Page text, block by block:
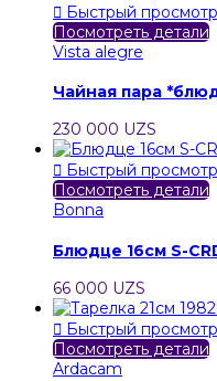
 Быстрый просмотр
Посмотреть детали
Vista alegre
Чайная пара
230 000 UZS
 Быстрый просмотр
Посмотреть детали
Bonna
Блюдце 16см S-
66 000 UZS
 Быстрый просмотр
Посмотреть детали
Ardacam